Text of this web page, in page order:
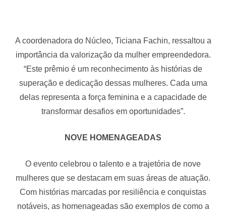
A coordenadora do Núcleo, Ticiana Fachin, ressaltou a
importância da valorização da mulher empreendedora.
“Este prêmio é um reconhecimento às histórias de
superação e dedicação dessas mulheres. Cada uma
delas representa a força feminina e a capacidade de
transformar desafios em oportunidades”.
NOVE HOMENAGEADAS
O evento celebrou o talento e a trajetória de nove
mulheres que se destacam em suas áreas de atuação.
Com histórias marcadas por resiliência e conquistas
notáveis, as homenageadas são exemplos de como a